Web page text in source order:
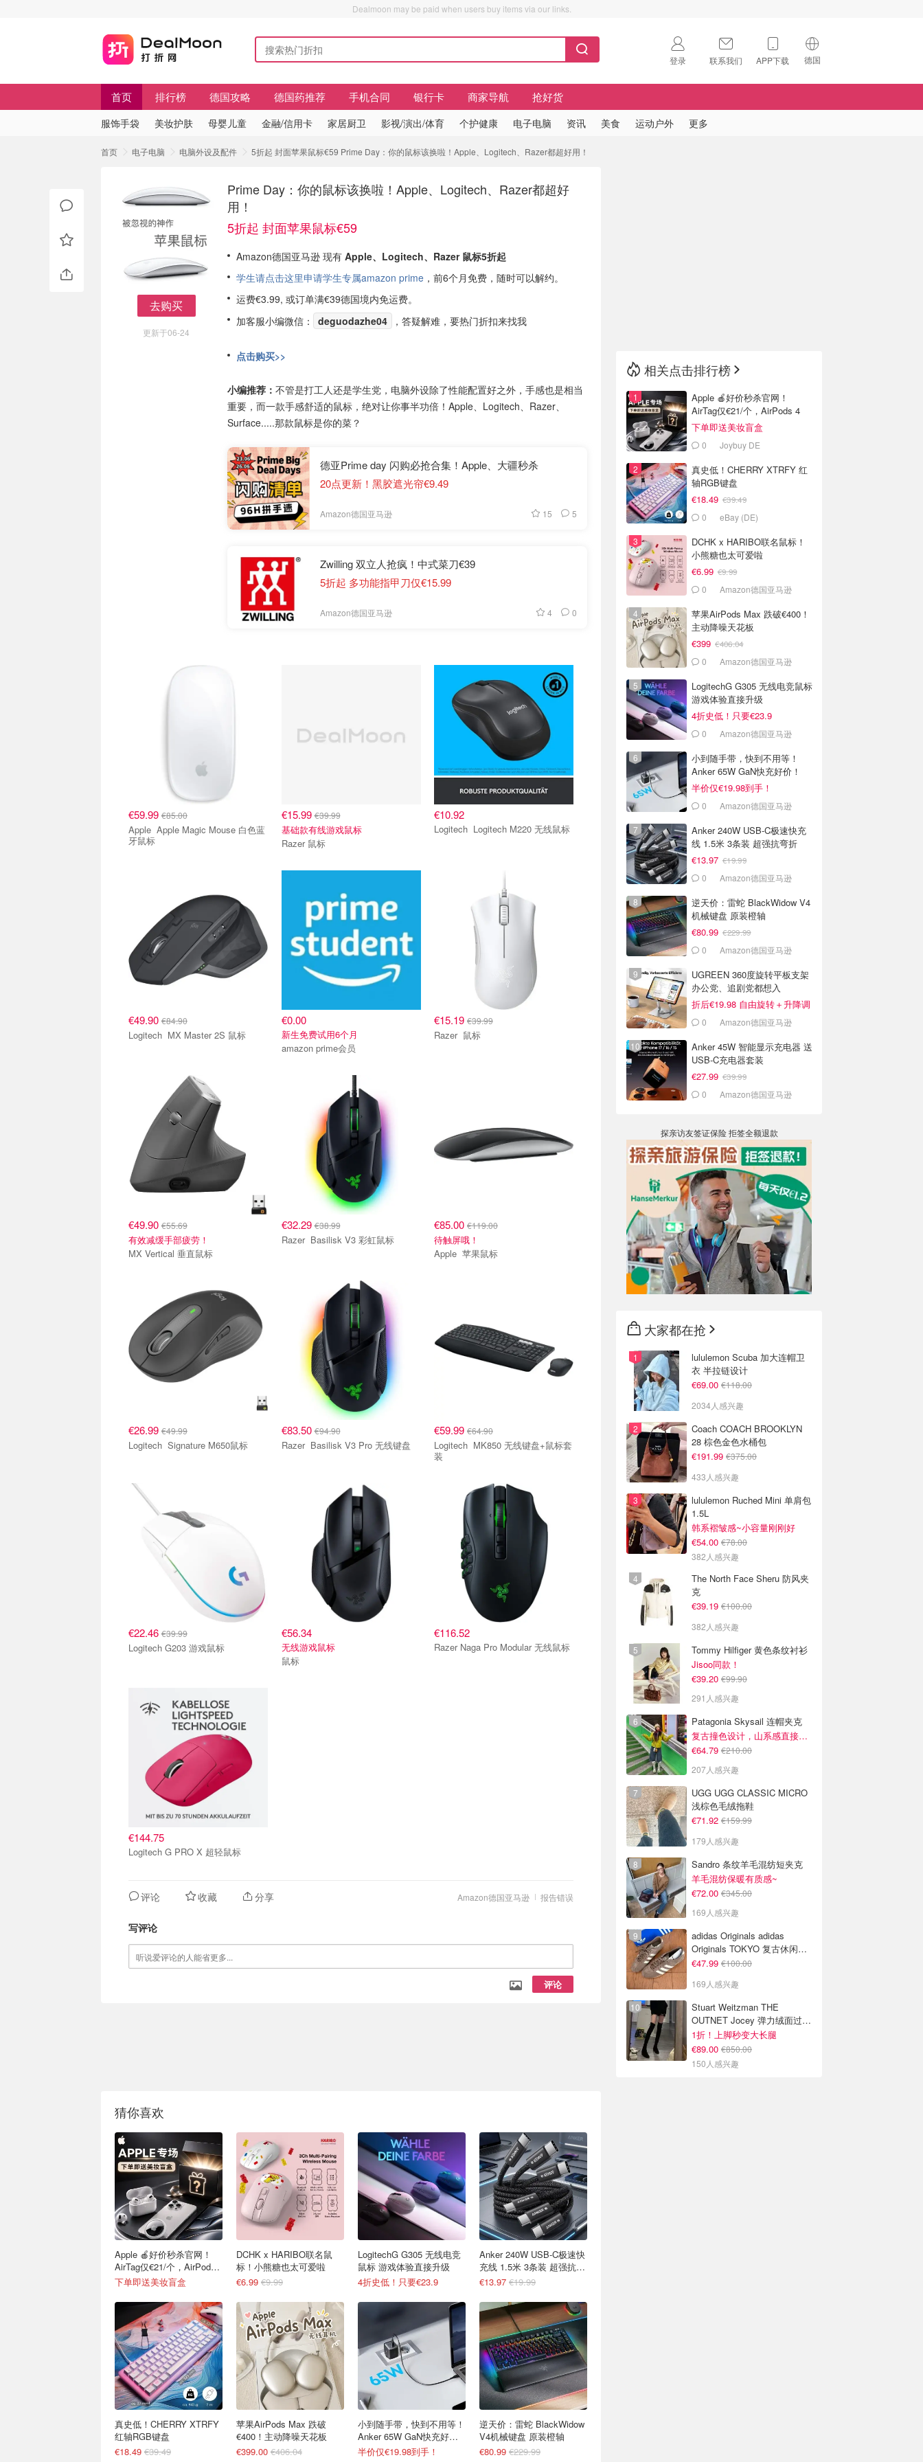
Dealmoon may be paid when users buy items via our links.
登录 联系我们 APP下载 德国
🇺🇸
首页 排行榜 德国攻略 德国药推荐 手机合同 银行卡 商家导航 抢好货
服饰手袋 美妆护肤 母婴儿童 金融/信用卡 家居厨卫 影视/演出/体育 个护健康 电子电脑 资讯 美食 运动户外 更多
首页 电子电脑 电脑外设及配件 5折起 封面苹果鼠标€59 Prime Day：你的鼠标该换啦！Apple、Logitech、Razer都超好用！
去购买
更新于06-24
Prime Day：你的鼠标该换啦！Apple、Logitech、Razer都超好
用！
5折起 封面苹果鼠标€59
Amazon德国亚马逊 现有 Apple、Logitech、Razer 鼠标5折起
学生请点击这里申请学生专属amazon prime ，前6个月免费，随时可以解约。
运费€3.99, 或订单满€39德国境内免运费。
加客服小编微信：
deguodazhe04 ，答疑解难，要热门折扣来找我
点击购买>>
小编推荐： 不管是打工人还是学生党，电脑外设除了性能配置好之外，手感也是相当
重要，而一款手感舒适的鼠标，绝对让你事半功倍！Apple、Logitech、Razer、
Surface.....那款鼠标是你的菜？
德亚Prime day 闪购必抢合集！Apple、大疆秒杀
20点更新！黑胶遮光帘€9.49
Amazon德国亚马逊 15 5
Zwilling 双立人抢疯！中式菜刀€39
5折起 多功能指甲刀仅€15.99
Amazon德国亚马逊 4 0
€59.99 €85.00
Apple Apple Magic Mouse 白色蓝
牙鼠标
€15.99€39.99
基础款有线游戏鼠标
Razer 鼠标
€10.92
Logitech Logitech M220 无线鼠标
€49.90 €84.90
Logitech MX Master 2S 鼠标
€0.00
新生免费试用6个月
amazon prime会员
€15.19 €39.99
Razer 鼠标
€49.90 €55.69
有效减缓手部疲劳！
MX Vertical 垂直鼠标
€32.29€38.99
Razer Basilisk V3 彩虹鼠标
€85.00 €119.00
待触屏哦！
Apple 苹果鼠标
€26.99 €49.99
Logitech Signature M650鼠标
€83.50€94.90
Razer Basilisk V3 Pro 无线键盘
€59.99 €64.90
Logitech MK850 无线键盘+鼠标套
装
€22.46 €39.99
Logitech G203 游戏鼠标
€56.34
无线游戏鼠标
鼠标
€116.52
Razer Naga Pro Modular 无线鼠标
€144.75
Logitech G PRO X 超轻鼠标
报告错误
Amazon德国亚马逊
评论 收藏 分享
写评论
评论
猜你喜欢
Apple 🍎好价秒杀官网！
AirTag仅€21/个，AirPods
4 €116
下单即送美妆盲盒
真史低！CHERRY XTRFY
红轴RGB键盘
€18.49 €39.49
DCHK x HARIBO联名鼠
标！小熊糖也太可爱啦
€6.99 €9.99
苹果AirPods Max 跌破
€400！主动降噪天花板
€399.00 €406.04
LogitechG G305 无线电竞
鼠标 游戏体验直接升级
4折史低！只要€23.9
小到随手带，快到不用等！
Anker 65W GaN快充好
价！
半价仅€19.98到手！
Anker 240W USB-C极速快
充线 1.5米 3条装 超强抗弯
折
€13.97 €19.99
逆天价：雷蛇 BlackWidow
V4机械键盘 原装橙轴
€80.99 €229.99
相关点击排行榜
Apple 🍎好价秒杀官网！
AirTag仅€21/个，AirPods 4
€116
下单即送美妆盲盒
0 Joybuy DE
真史低！CHERRY XTRFY 红
轴RGB键盘
€18.49 €39.49
0 eBay (DE)
DCHK x HARIBO联名鼠标！
小熊糖也太可爱啦
€6.99 €9.99
0 Amazon德国亚马逊
苹果AirPods Max 跌破€400！
主动降噪天花板
€399 €406.04
0 Amazon德国亚马逊
LogitechG G305 无线电竞鼠标
游戏体验直接升级
4折史低！只要€23.9
0 Amazon德国亚马逊
小到随手带，快到不用等！
Anker 65W GaN快充好价！
半价仅€19.98到手！
0 Amazon德国亚马逊
Anker 240W USB-C极速快充
线 1.5米 3条装 超强抗弯折
€13.97 €19.99
0 Amazon德国亚马逊
逆天价：雷蛇 BlackWidow V4
机械键盘 原装橙轴
€80.99 €229.99
0 Amazon德国亚马逊
UGREEN 360度旋转平板支架
办公党、追剧党都想入
折后€19.98 自由旋转＋升降调
节 0 Amazon德国亚马逊
Anker 45W 智能显示充电器 送
USB-C充电器套装
€27.99 €39.99
0 Amazon德国亚马逊
探亲访友签证保险 拒签全额退款
大家都在抢
lululemon Scuba 加大连帽卫
衣 半拉链设计
€69.00 €118.00
2034人感兴趣
Coach COACH BROOKLYN
28 棕色金色水桶包
€191.99 €375.00
433人感兴趣
lululemon Ruched Mini 单肩包
1.5L
韩系褶皱感~小容量刚刚好
€54.00 €78.00
382人感兴趣
The North Face Sheru 防风夹
克
€39.19 €100.00
382人感兴趣
Tommy Hilfiger 黄色条纹衬衫
Jisoo同款！
€39.20 €99.90
291人感兴趣
Patagonia Skysail 连帽夹克
复古撞色设计，山系感直接拉满
€64.79 €210.00
207人感兴趣
UGG UGG CLASSIC MICRO
浅棕色毛绒拖鞋
€71.92 €159.99
179人感兴趣
Sandro 条纹羊毛混纺短夹克
羊毛混纺保暖有质感~
€72.00 €345.00
169人感兴趣
adidas Originals adidas
Originals TOKYO 复古休闲鞋
深棕色
€47.99 €100.00
169人感兴趣
Stuart Weitzman THE
OUTNET Jocey 弹力绒面过膝
靴
1折！上脚秒变大长腿
€89.00 €850.00
150人感兴趣